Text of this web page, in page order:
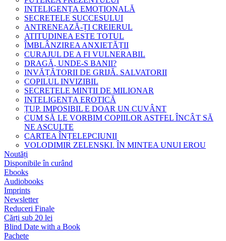
INTELIGENȚA EMOȚIONALĂ
SECRETELE SUCCESULUI
ANTRENEAZĂ-ȚI CREIERUL
ATITUDINEA ESTE TOTUL
ÎMBLÂNZIREA ANXIETĂȚII
CURAJUL DE A FI VULNERABIL
DRAGĂ, UNDE-S BANII?
INVĂȚĂTORII DE GRIJĂ. SALVATORII
COPILUL INVIZIBIL
SECRETELE MINȚII DE MILIONAR
INTELIGENȚA EROTICĂ
ȚUP. IMPOSIBIL E DOAR UN CUVÂNT
CUM SĂ LE VORBIM COPIILOR ASTFEL ÎNCÂT SĂ
NE ASCULTE
CARTEA ÎNȚELEPCIUNII
VOLODIMIR ZELENSKI. ÎN MINTEA UNUI EROU
Noutăți
Disponibile în curând
Ebooks
Audiobooks
Imprints
Newsletter
Reduceri Finale
Cărți sub 20 lei
Blind Date with a Book
Pachete